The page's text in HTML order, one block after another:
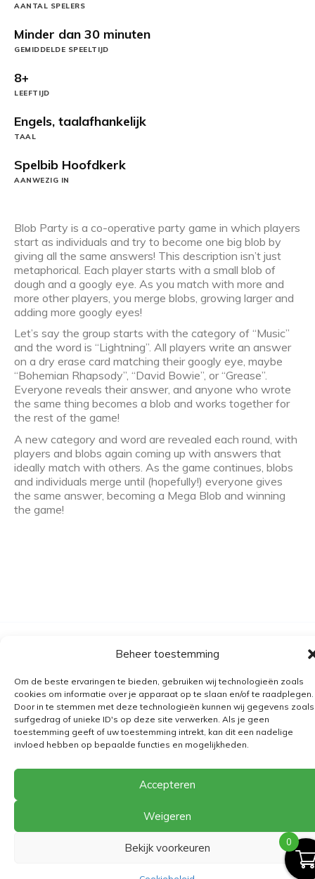
Beheer toestemming
Om de beste ervaringen te bieden, gebruiken wij technologieën zoals
cookies om informatie over je apparaat op te slaan en/of te raadplegen.
Door in te stemmen met deze technologieën kunnen wij gegevens zoals
surfgedrag of unieke ID's op deze site verwerken. Als je geen
toestemming geeft of uw toestemming intrekt, kan dit een nadelige
invloed hebben op bepaalde functies en mogelijkheden.
Accepteren
Weigeren
Bekijk voorkeuren
AANTAL SPELERS
Minder dan 30 minuten
GEMIDDELDE SPEELTIJD
8+
LEEFTIJD
Engels, taalafhankelijk
TAAL
Spelbib Hoofdkerk
AANWEZIG IN
Blob Party is a co-operative party game in which players
start as individuals and try to become one big blob by
giving all the same answers! This description isn’t just
metaphorical. Each player starts with a small blob of
dough and a googly eye. As you match with more and
more other players, you merge blobs, growing larger and
adding more googly eyes!
Let’s say the group starts with the category of “Music”
and the word is “Lightning”. All players write an answer
on a dry erase card matching their googly eye, maybe
“Bohemian Rhapsody”, “David Bowie”, or “Grease”.
Everyone reveals their answer, and anyone who wrote
the same thing becomes a blob and works together for
the rest of the game!
A new category and word are revealed each round, with
players and blobs again coming up with answers that
ideally match with others. As the game continues, blobs
and individuals merge until (hopefully!) everyone gives
the same answer, becoming a Mega Blob and winning
the game!
Algemene voorwaarden
Retourbeleid
BE 0682.845.059
© 2026The Playground
0